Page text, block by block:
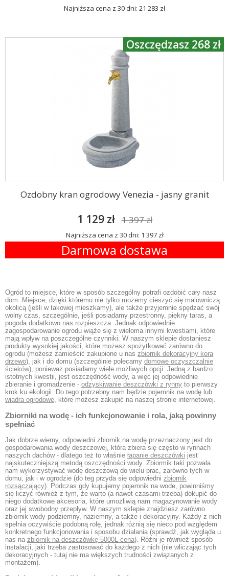
Najniższa cena z 30 dni: 21 283 zł
Ozdobny kran ogrodowy Venezia - jasny granit
1 129 zł 1 397 zł
Najniższa cena z 30 dni: 1 397 zł
Darmowa dostawa
Oszczędzasz 268 zł
Ogród to miejsce, które w sposób szczególny potrafi ozdobić cały nasz
dom. Miejsce, dzięki któremu nie tylko możemy cieszyć się malowniczą
okolicą (jeśli w takowej mieszkamy), ale także przyjemnie spędzać swój
wolny czas, szczególnie, jeśli posiadamy przestronny, piękny taras, a
pogoda dodatkowo nas rozpieszcza. Jednak odpowiednie
zagospodarowanie ogrodu wiąże się z wieloma innymi kwestiami, które
mają wpływ na poszczególne czynniki. W naszym sklepie dostaniesz
produkty wysokiej jakości, które możesz spożytkować zarówno do
ogrodu (możesz zamieścić zakupione u nas zbiornik dekoracyjny kora
drzewo), jak i do domu (szczególnie polecamy domowe oczyszczalnie
ścieków), ponieważ posiadamy wiele możliwych opcji. Jedną z bardzo
istotnych kwestii, jest oszczędność wody, a więc jej odpowiednie
zbieranie i gromadzenie - odzyskiwanie deszczówki z rynny to pierwszy
krok ku ekologii. Do tego potrzebny nam będzie pojemnik na wodę lub
wiadra ogrodowe, które możesz zakupić na naszej stronie internetowej.
Zbiorniki na wodę - ich funkcjonowanie i rola, jaką powinny
spełniać
Jak dobrze wiemy, odpowiedni zbiornik na wodę przeznaczony jest do
gospodarowania wody deszczowej, która zbiera się często w rynnach
naszych dachów - dlatego też to właśnie łapanie deszczówki jest
najskuteczniejszą metodą oszczędności wody. Zbiormik taki pozwala
nam wykorzystywać wodę deszczową do wielu prac, zarówno tych w
domu, jak i w ogrodzie (do teg przyda się odpowiedni zbiornik
rozsączający). Podczas gdy kupujemy pojemnik na wode, powinniśmy
się liczyć również z tym, że warto (a nawet czasami trzeba) dokupić do
niego dodatkowe akcesoria, które umożliwią nam magazynowanie wody
oraz jej swobodny przepływ. W naszym sklepie znajdziesz zarówno
zbiornik wody podziemny, naziemny, a także i dekoracyjny. Każdy z nich
spełnia oczywiście podobną rolę, jednak różnią się nieco pod względem
konkretnego funkcjonowania i sposobu działania (sprawdź, jak wygląda u
nas na zbiornik na deszczówkę 5000L cena). Różni je również sposób
instalacji, jaki trzeba zastosować do każdego z nich (nie wliczając tych
dekoracyjnych - tutaj nie ma większych trudności związanych z
montażem).